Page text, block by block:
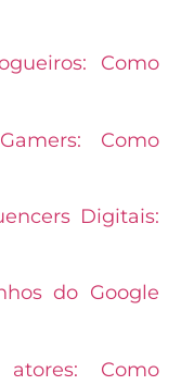
Como
Como
Digitais:
do Google
Como